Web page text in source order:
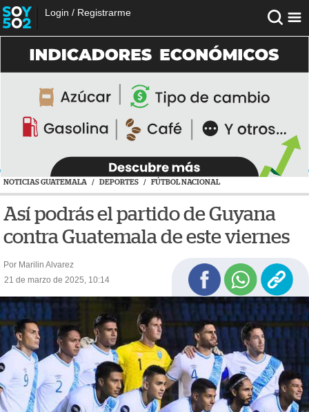
Login / Registrarme
NOTICIAS GUATEMALA / DEPORTES / FÚTBOL NACIONAL
Así podrás el partido de Guyana
contra Guatemala de este viernes
Por Marilin Alvarez
21 de marzo de 2025, 10:14